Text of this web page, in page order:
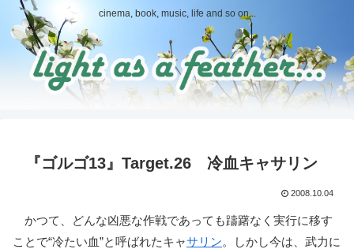
cinema, book, music, life and so on...
『ゴルゴ13』Target.26 冷血キャサリン
2008.10.04
かつて、どんな凶悪な作戦であっても躊躇なく実行に移す
ことで“冷たい血”と呼ばれたキャサリン。しかし今は、武力に